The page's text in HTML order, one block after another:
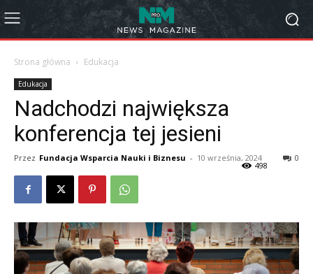
Strona główna Edukacja
Edukacja
Nadchodzi największa
konferencja tej jesieni
Przez Fundacja Wsparcia Nauki i Biznesu - 10 września, 2024 0
498